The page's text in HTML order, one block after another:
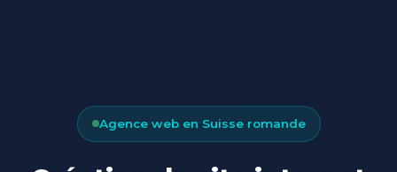
Agence web en Suisse romande